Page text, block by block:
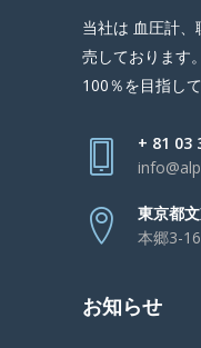
当社は 血圧計
売しております
100％を目指して
+ 81 03
東京都
本郷3-
お知らせ